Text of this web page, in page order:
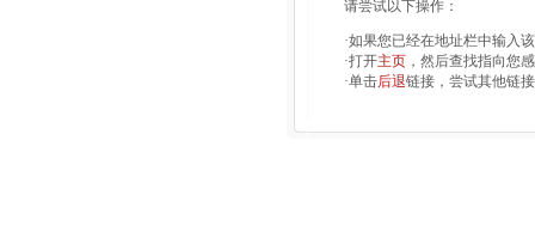
请尝试以下操作：
·如果您已经在地址栏中输入
·打开主页 ，然后查找指向您
·单击后退链接，尝试其他链